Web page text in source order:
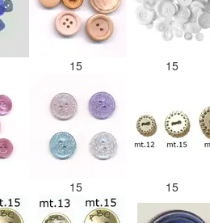
15 15
15 15